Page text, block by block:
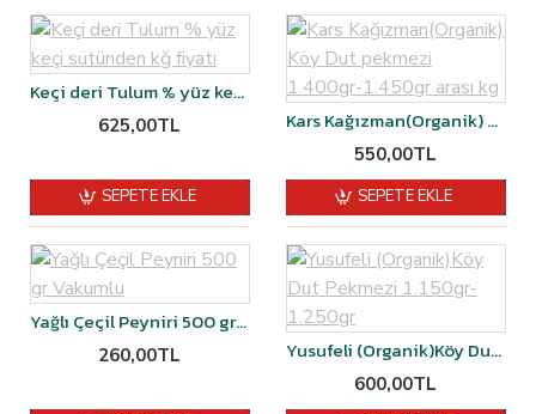
Keçi deri Tulum % yüz keçi sütünden kğ fiyatı
625,00TL
SEPETE EKLE
Kars Kağızman(Organik) Köy Dut pekmezi 1.400gr-1.450gr arası kg
550,00TL
SEPETE EKLE
Yağlı Çeçil Peyniri 500 gr Vakumlu
260,00TL Yusufeli (Organik)Köy Dut Pekmezi 1.150gr-1.250gr
600,00TL